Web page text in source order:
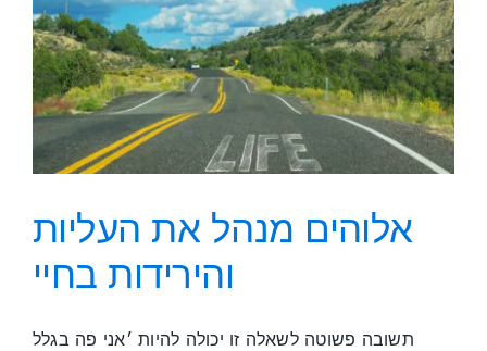
אלוהים מנהל את העליות
והירידות בחיי
תשובה פשוטה לשאלה זו יכולה להיות ׳אני פה בגלל